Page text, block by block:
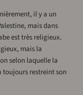
il y a un
mais dans
est très religieux.
mais la
selon laquelle la
restreint son